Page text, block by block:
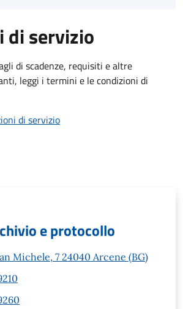
di servizio
di scadenze, requisiti e altre
leggi i termini e le condizioni di
di servizio
e protocollo
Michele, 7 24040 Arcene (BG)